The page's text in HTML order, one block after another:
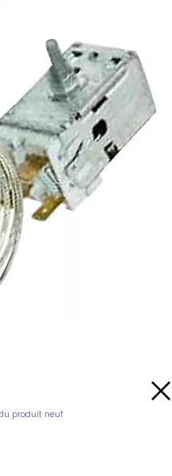
produit neuf